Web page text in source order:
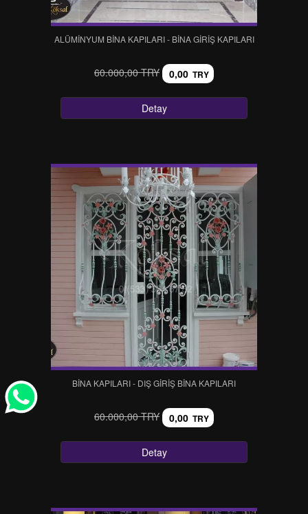
ALÜMİNYUM BİNA KAPILARI - BİNA GİRİŞ KAPILARI
60.000,00 TRY 0,00 TRY
Detay
BİNA KAPILARI - DIŞ GİRİŞ BİNA KAPILARI
60.000,00 TRY 0,00 TRY
Detay